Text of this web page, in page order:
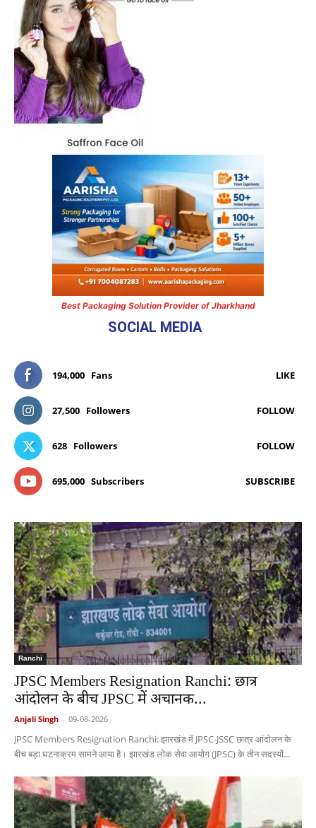
Best Packaging Solution Provider of Jharkhand
SOCIAL MEDIA
194,000 Fans LIKE
27,500 Followers FOLLOW
628 Followers FOLLOW
695,000 Subscribers SUBSCRIBE
Ranchi
JPSC Members Resignation Ranchi: छात्र
आंदोलन के बीच JPSC में अचानक...
Anjali Singh - 09-08-2026
JPSC Members Resignation Ranchi: झारखंड में JPSC-JSSC छात्र आंदोलन के
बीच बड़ा घटनाक्रम सामने आया है। झारखंड लोक सेवा आयोग (JPSC) के तीन सदस्यों...